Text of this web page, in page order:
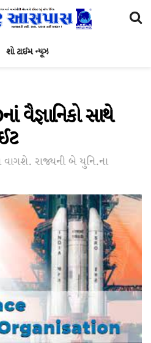
શો ટાઈમ ન્યૂઝ
વૈજ્ઞાનિકો સાથે
વાગશે. રાજ્યની બે યુનિ.ના